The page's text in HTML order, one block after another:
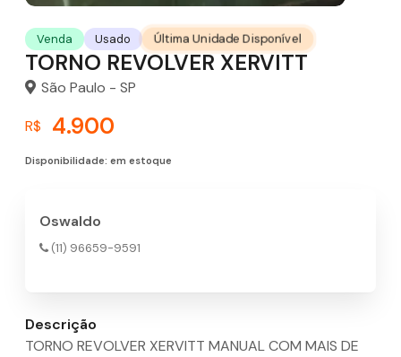
Venda Usado Última Unidade Disponível
TORNO REVOLVER XERVITT
São Paulo - SP
R$ 4.900
Disponibilidade: em estoque
Oswaldo
(11) 96659-9591
Descrição
TORNO REVOLVER XERVITT MANUAL COM MAIS DE